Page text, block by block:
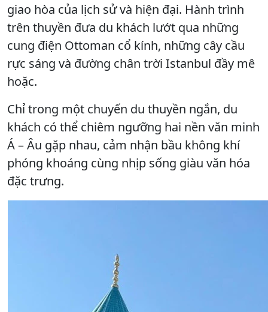
giao hòa của lịch sử và hiện đại. Hành trình
trên thuyền đưa du khách lướt qua những
cung điện Ottoman cổ kính, những cây cầu
rực sáng và đường chân trời Istanbul đầy mê
hoặc.
Chỉ trong một chuyến du thuyền ngắn, du
khách có thể chiêm ngưỡng hai nền văn minh
Á – Âu gặp nhau, cảm nhận bầu không khí
phóng khoáng cùng nhịp sống giàu văn hóa
đặc trưng.